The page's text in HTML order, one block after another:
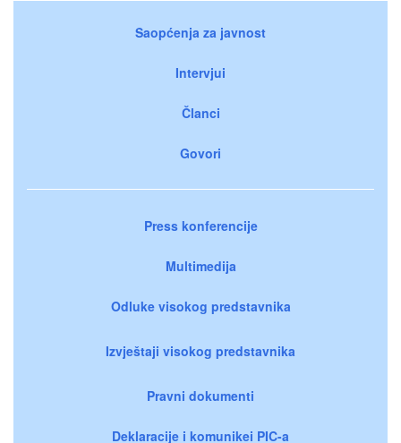
Saopćenja za javnost
Intervjui
Članci
Govori
Press konferencije
Multimedija
Odluke visokog predstavnika
Izvještaji visokog predstavnika
Pravni dokumenti
Deklaracije i komunikei PIC-a